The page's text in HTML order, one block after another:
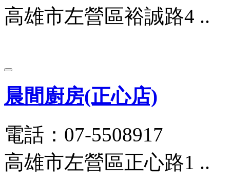
高雄市左營區裕誠路4 ..
晨間廚房(正心店)
電話：07-5508917
高雄市左營區正心路1 ..